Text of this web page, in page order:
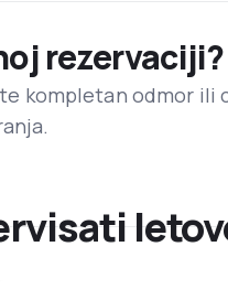
kompletan odmor ili